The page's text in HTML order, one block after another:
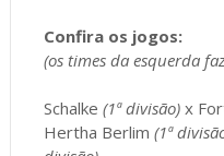
Confira os jogos:
(os times da esquerda
Schalke (1ª divisão)x
Hertha Berlim (1ª